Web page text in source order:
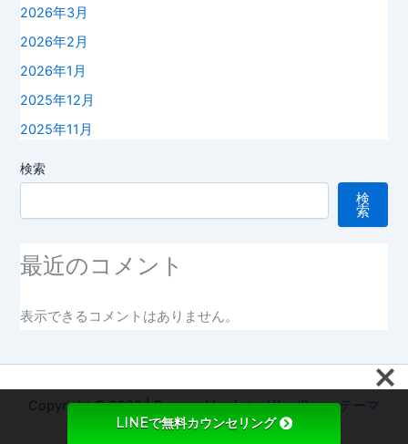
2026年3月
2026年2月
2026年1月
2025年12月
2025年11月
検索
検
索
最近のコメント
表示できるコメントはありません。
Copyright © 2026 | Powered byAstra WordPress テーマ
LINEで無料カウンセリング